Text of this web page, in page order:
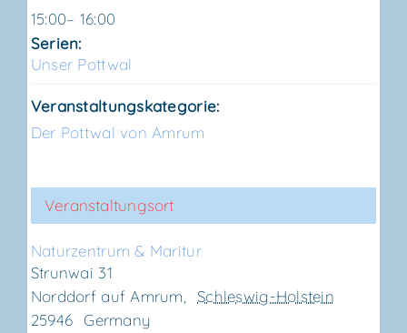
15:00– 16:00
Serien:
Unser Pott­wal
Veranstaltungskategorie:
Der Pottwal von Amrum
Veranstaltungsort
Natur­zen­trum & Maritur
Strunwai 31
Norddorf auf Amrum
Schleswig-Holstein
25946 Germany